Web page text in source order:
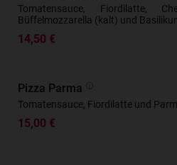
Tomatensauce, Fiordilatte,
Büffelmozzarella (kalt) und
14,50 €
Pizza Parma
Tomatensauce, Fiordilatte und
15,00 €